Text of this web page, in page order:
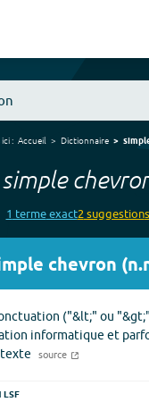
: Accueil Dictionnaire
simple
1 termeexact2 suggestions
chevron (
("&lt;" ou
informatique et
source
LSF